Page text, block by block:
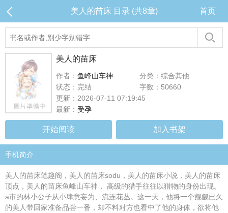
美人的苗床 目录 (共8章) 首页
美人的苗床
作者： 鱼峰山车神
分类：综合其他
状态：完结
字数：50660
更新：2026-07-11 07:19:45
最新： 受孕
开始阅读 加入书架
手机简介
美人的苗床笔趣阁，美人的苗床sodu，美人的苗床小说，美人的苗床
顶点，美人的苗床鱼峰山车神， 高级的猎手往往以猎物的身份出现。
a市的林小公子从小肆意妄为、流连花丛。这一天，他将一个觊觎已久
的美人带回家准备品尝一番，却不料对方也看中了他的身体，欲将他